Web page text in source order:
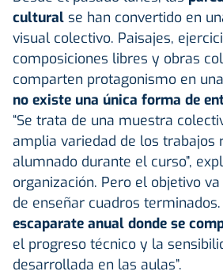
cultural se han convertido en
visual colectivo. Paisajes,
composiciones libres y obras
comparten protagonismo en
no existe una única forma de
“Se trata de una muestra
amplia variedad de los trabajos
alumnado durante el curso”,
organización. Pero el objetivo
de enseñar cuadros terminados.
escaparate anual donde se
el progreso técnico y la
desarrollada en las aulas”.